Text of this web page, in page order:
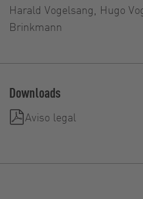
Harald Vogelsang, Hugo
Brinkmann
Downloads
Aviso legal